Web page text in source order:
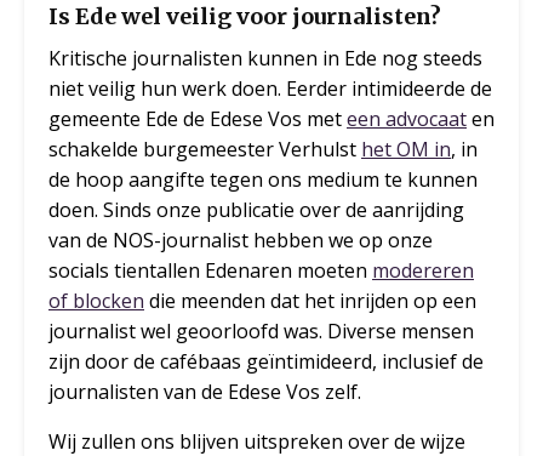
Is Ede wel veilig voor journalisten?
Kritische journalisten kunnen in Ede nog steeds
niet veilig hun werk doen. Eerder intimideerde de
gemeente Ede de Edese Vos meteen advocaaten
schakelde burgemeester Verhulst het OM in, in
de hoop aangifte tegen ons medium te kunnen
doen. Sinds onze publicatie over de aanrijding
van de NOS-journalist hebben we op onze
socials tientallen Edenaren moeten modereren
of blocken die meenden dat het inrijden op een
journalist wel geoorloofd was. Diverse mensen
zijn door de cafébaas geïntimideerd, inclusief de
journalisten van de Edese Vos zelf.
Wij zullen ons blijven uitspreken over de wijze